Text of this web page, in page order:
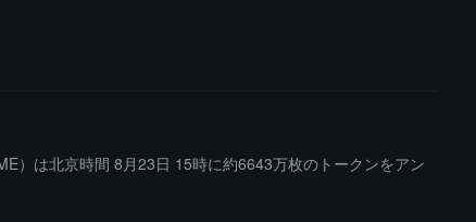
）は北京時間 8月23日 15時に約6643万枚のトークンをアン